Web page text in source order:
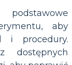
aby
i procedury.
dostępnych